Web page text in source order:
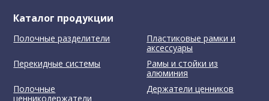
Каталог продукции
Полочные разделители
Пластиковые рамки и
аксессуары
Перекидные системы
Рамы и стойки из
алюминия
Полочные
ценникодержатели
Держатели ценников